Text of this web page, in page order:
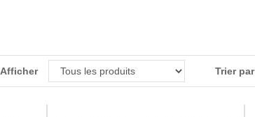
Afficher Trier par